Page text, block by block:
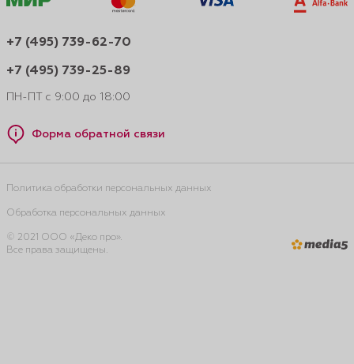
+7 (495) 739-62-70
+7 (495) 739-25-89
ПН-ПТ с 9:00 до 18:00
Форма обратной связи
Политика обработки персональных данных
Обработка персональных данных
© 2021 ООО «Деко про».
Все права защищены.